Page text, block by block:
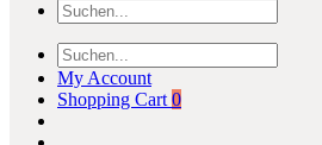
My Account
Shopping Cart 0